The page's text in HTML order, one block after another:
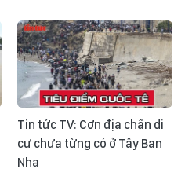
Tin tức TV: Cơn địa chấn di
cư chưa từng có ở Tây Ban
Nha